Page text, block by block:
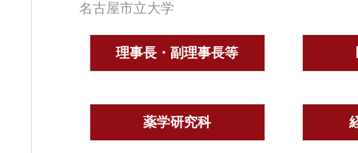
名古屋市立大学
理事長・副理事長等
薬学研究科